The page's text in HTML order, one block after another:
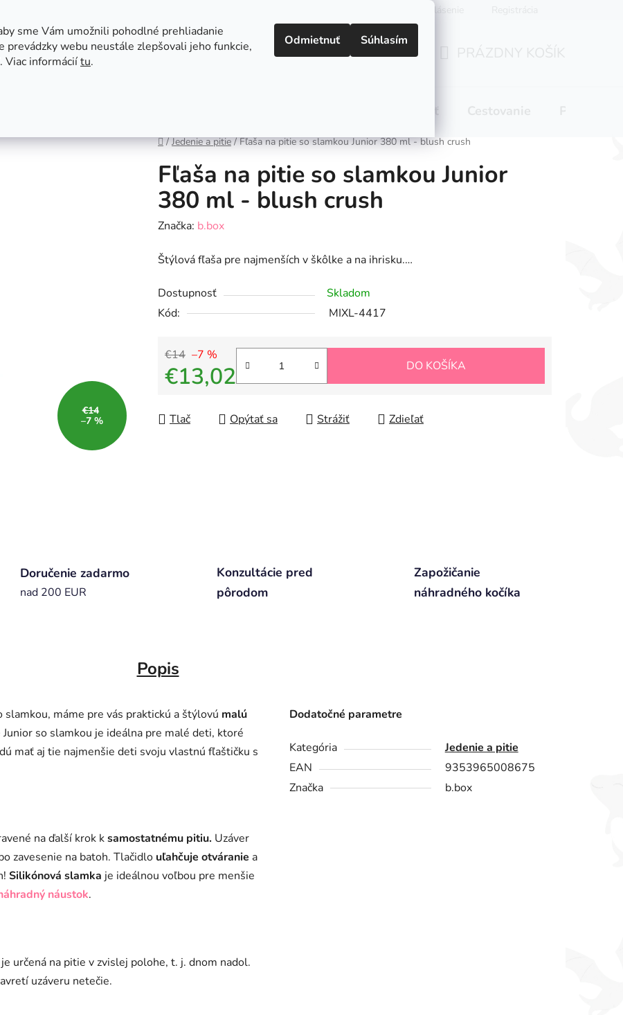
sme Vám umožnili pohodlné prehliadanie
prevádzky webu neustále zlepšovali jeho funkcie,
Viac informáciítu.
Odmietnuť Súhlasím
Prihlásenie
Domov
/ Jedenie a pitie / Fľaša na pitie so slamkou Junior 380 ml - blush crush
Fľaša na pitie so slamkou Junior
380 ml - blush crush
Značka: b.box
Štýlová fľaša pre najmenších v škôlke a na ihrisku.…
Dostupnosť
Skladom
Kód:
MIXL-4417
€14 –7 %
€13,02 DO KOŠÍKA
Tlač Opýtať sa Strážiť Zdieľať
€14
–7 %
Doručenie zadarmo
nad 200 EUR
Konzultácie pred
pôrodom
Zapožičanie
náhradného kočíka
Popis
máme pre vás praktickú a štýlovú malú
Junior so slamkou je ideálna pre malé deti, ktoré
mať aj tie najmenšie deti svoju vlastnú fľaštičku s
na ďalší krok ksamostatnému pitiu. Uzáver
zavesenie na batoh. Tlačidlo uľahčuje otváranie a
Silikónová slamka je ideálnou voľbou pre menšie
náustok.
je určená na pitie v zvislej polohe, t. j. dnom nadol.
uzáveru netečie.
Dodatočné parametre
Kategória
Jedenie a pitie
EAN
9353965008675
Značka
b.box